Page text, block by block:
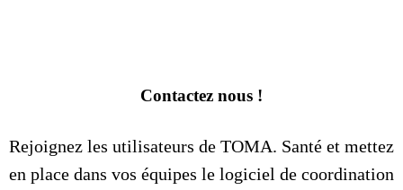
Contactez nous !
Rejoignez les utilisateurs de TOMA. Santé et mettez
en place dans vos équipes le logiciel de coordination